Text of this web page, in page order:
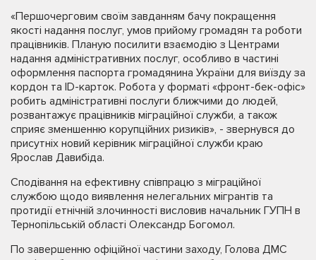
«Першочерговим своїм завданням бачу покращення
якості надання послуг, умов прийому громадян та роботи
працівників. Планую посилити взаємодію з Центрами
надання адміністративних послуг, особливо в частині
оформлення паспорта громадянина України для виїзду за
кордон та ID-карток. Робота у форматі «фронт-бек-офіс»
робить адміністративні послуги ближчими до людей,
розвантажує працівників міграційної служби, а також
сприяє зменшенню корупційних ризиків», - звернувся до
присутніх новий керівник міграційної служби краю
Ярослав Давибіда.
Сподівання на ефективну співпрацю з міграційної
службою щодо виявлення нелегальних мігрантів та
протидії етнічній злочинності висловив начальник ГУПН в
Тернопільській області Олександр Богомол.
По завершенню офіційної частини заходу, Голова ДМС